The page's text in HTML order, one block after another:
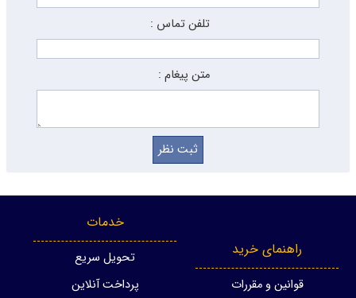
تلفن تماس :
متن پیغام :
راهنمای خرید
قوانین و مقررات
خدمات
تحویل سریع
پرداخت آنلاین